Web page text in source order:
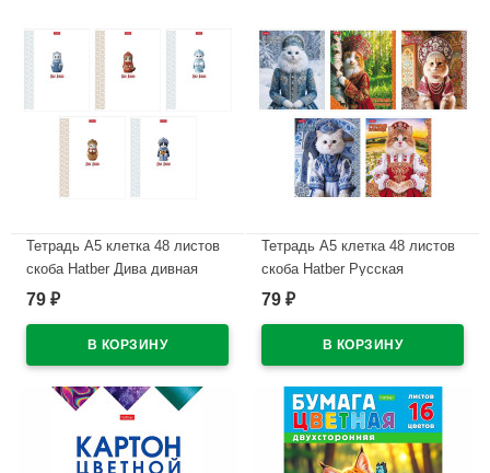
Тетрадь А5 клетка 48 листов
скоба Hatber Дива дивная
обложка мелованная бумага
79 ₽
Тетрадь А5 клетка 48 листов
скоба Hatber Русская
красавица обложка
арт.48Т5В1
79 ₽